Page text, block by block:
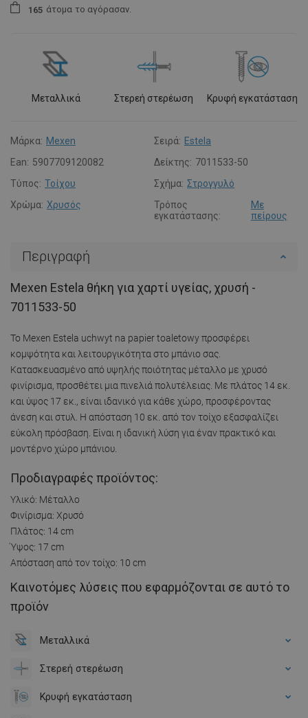
1 65 άτομα το αγόρασαν.
Μεταλλικά Στερεή στερέωση Κρυφή εγκατάσταση
Μάρκα: Mexen Σειρά: Estela
Ean: 5907709120082 Δείκτης: 7011533-50
Τύπος: Τοίχου Σχήμα: Στρογγυλό
Χρώμα: Χρυσός
Τρόπος
εγκατάστασης:
Με
πείρους
Περιγραφή
Mexen Estela θήκη για χαρτί υγείας, χρυσή -
7011533-50
Το Mexen Estela uchwyt na papier toaletowy προσφέρει
κομψότητα και λειτουργικότητα στο μπάνιο σας.
Κατασκευασμένο από υψηλής ποιότητας μέταλλο με χρυσό
φινίρισμα, προσθέτει μια πινελιά πολυτέλειας. Με πλάτος 14 εκ.
και ύψος 17 εκ., είναι ιδανικό για κάθε χώρο, προσφέροντας
άνεση και στυλ. Η απόσταση 10 εκ. από τον τοίχο εξασφαλίζει
εύκολη πρόσβαση. Είναι η ιδανική λύση για έναν πρακτικό και
μοντέρνο χώρο μπάνιου.
Προδιαγραφές προϊόντος:
Υλικό: Μέταλλο
Φινίρισμα: Χρυσό
Πλάτος: 14 cm
Ύψος: 17 cm
Απόσταση από τον τοίχο: 10 cm
Καινοτόμες λύσεις που εφαρμόζονται σε αυτό το
προϊόν
Μεταλλικά
Στερεή στερέωση
Κρυφή εγκατάσταση